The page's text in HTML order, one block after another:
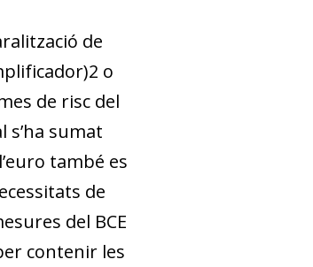
de
2 o
de risc del
s’ha sumat
també es
de
del BCE
contenir les